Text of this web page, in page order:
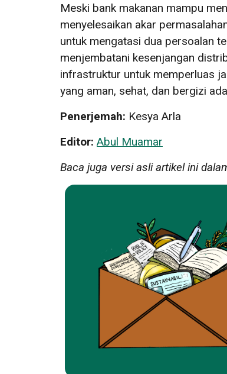
Meski bank makanan mampu
menyelesaikan akar
untuk mengatasi dua persoalan
menjembatani kesenjangan
infrastruktur untuk memperluas
yang aman, sehat, dan bergizi
Penerjemah: Kesya Arla
Editor: Abul Muamar
Baca juga versi asli artikel ini